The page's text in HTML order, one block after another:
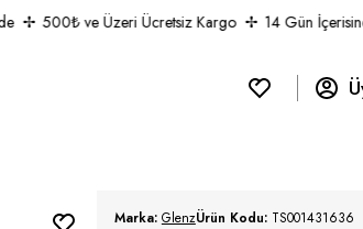
500₺ ve Üzeri Ücretsiz Kargo 14 Gün
Marka: GlenzÜrün Kodu: TS001431636